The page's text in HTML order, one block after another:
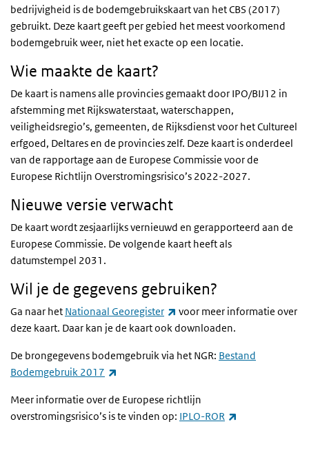
bedrijvigheid is de bodemgebruikskaart van het CBS (2017)
gebruikt. Deze kaart geeft per gebied het meest voorkomend
bodemgebruik weer, niet het exacte op een locatie.
Wie maakte de kaart?
De kaart is namens alle provincies gemaakt door IPO/BIJ12 in
afstemming met Rijkswaterstaat, waterschappen,
veiligheidsregio’s, gemeenten, de Rijksdienst voor het Cultureel
erfgoed, Deltares en de provincies zelf. Deze kaart is onderdeel
van de rapportage aan de Europese Commissie voor de
Europese Richtlijn Overstromingsrisico’s 2022-2027.
Nieuwe versie verwacht
De kaart wordt zesjaarlijks vernieuwd en gerapporteerd aan de
Europese Commissie. De volgende kaart heeft als
datumstempel 2031.
Wil je de gegevens gebruiken?
Ga naar het Nationaal Georegister (externe link)
voor meer informatie over
deze kaart. Daar kan je de kaart ook downloaden.
De brongegevens bodemgebruik via het NGR: Bestand
Bodemgebruik 2017
Meer informatie over de Europese richtlijn
overstromingsrisico’s is te vinden op: IPLO-ROR